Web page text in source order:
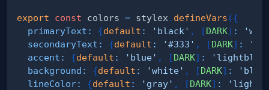
export const colors = stylex . defineVars ({
primaryText : {default : 'black' , [DARK] :
secondaryText : {default : '#333' , [DARK] :
accent : {default : 'blue' , [DARK] :
background : {default : 'white' , [DARK] :
lineColor: {default : 'gray' , [DARK] :